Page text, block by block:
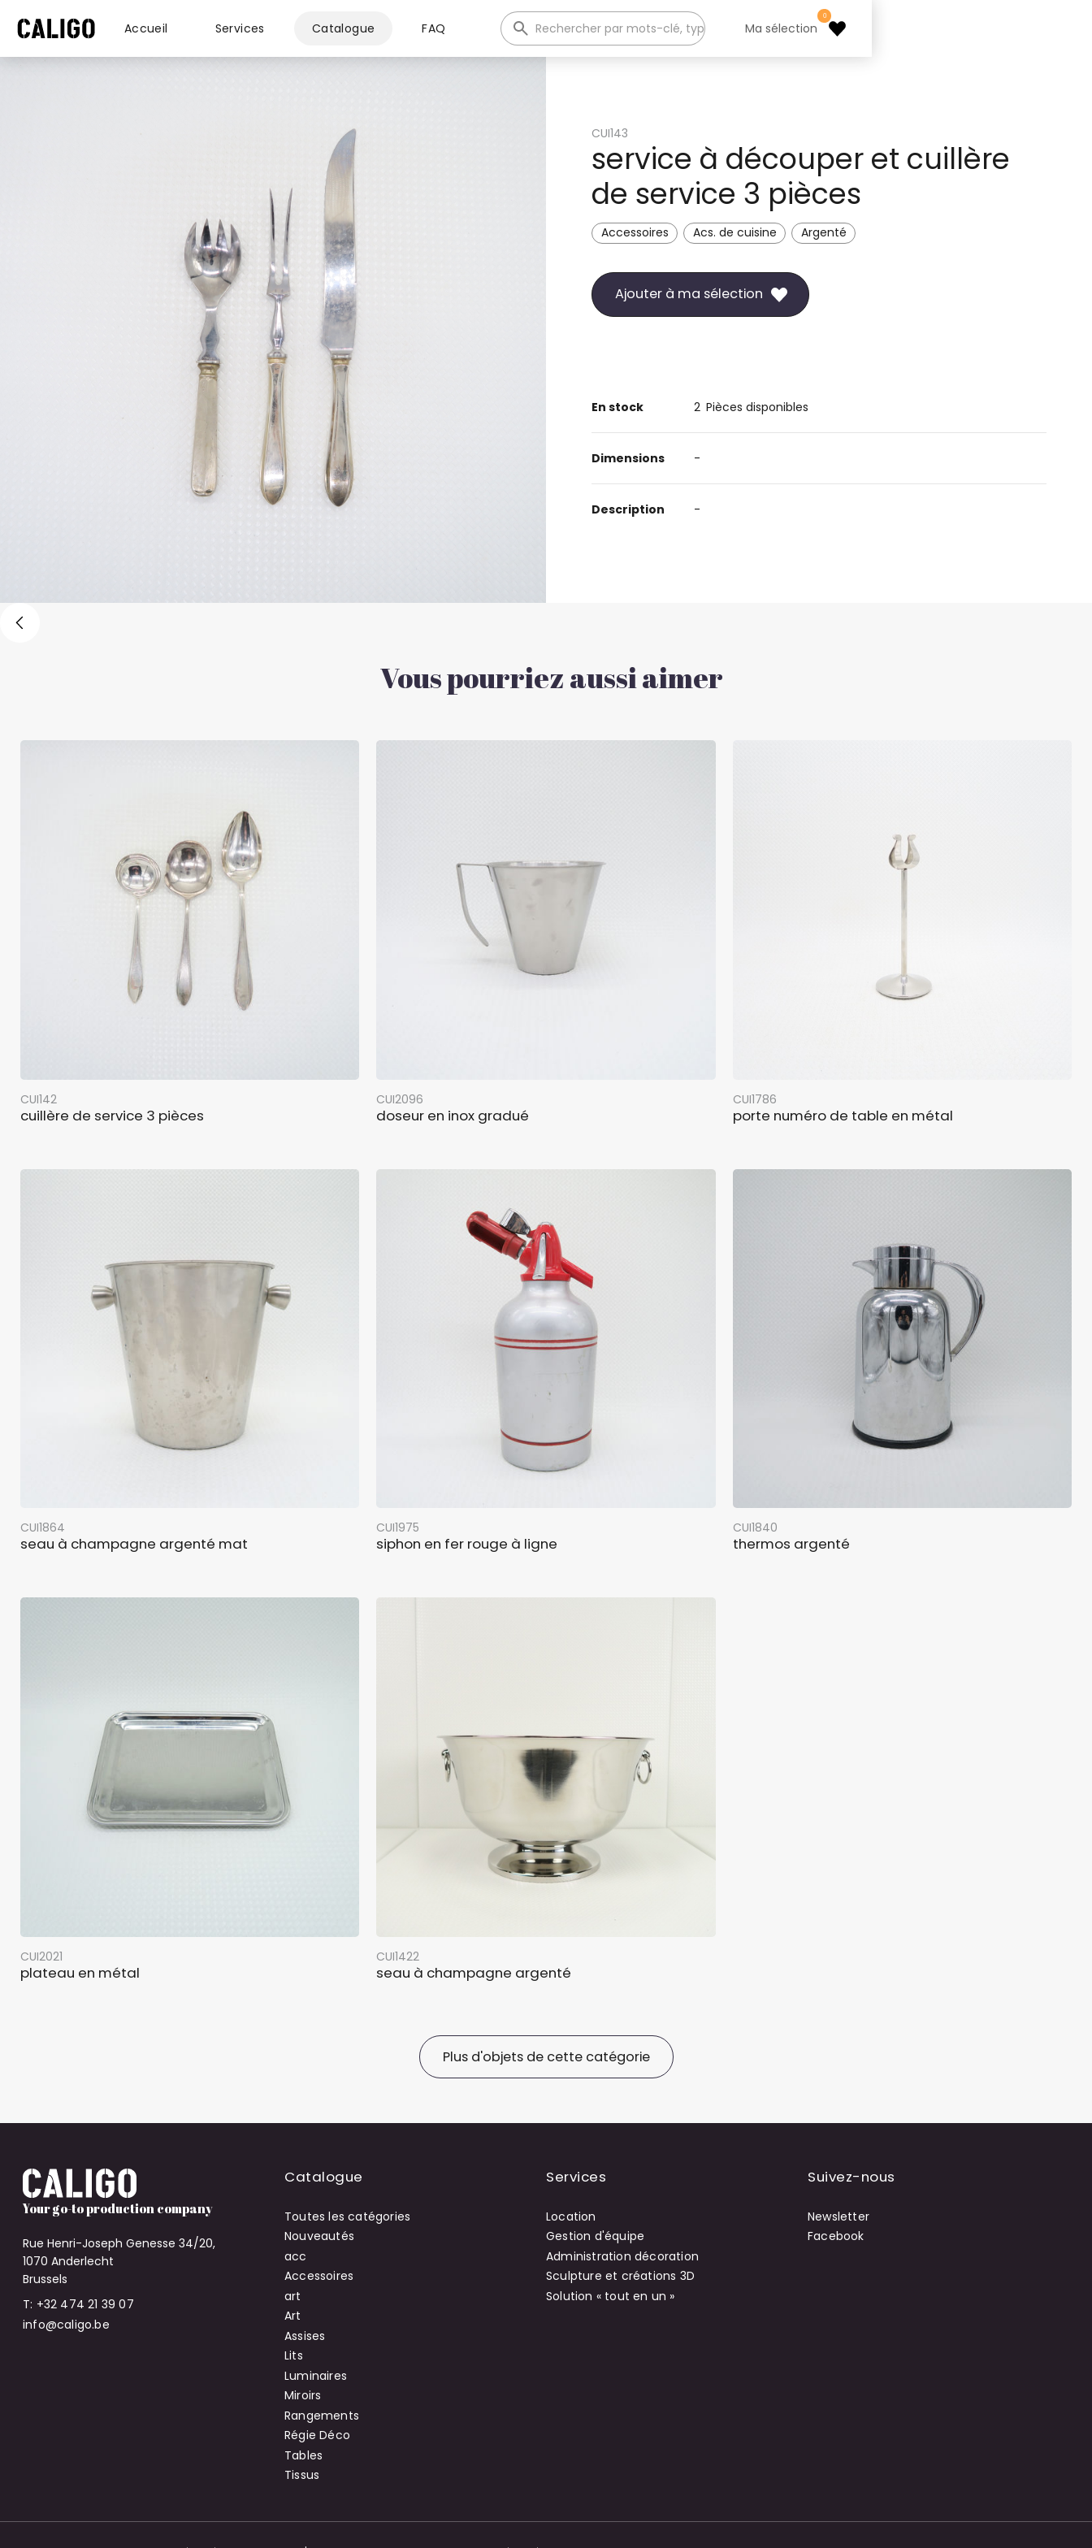
Accueil Services Catalogue FAQ Ma sélection
0
CUI143
service à découper et cuillère
de service 3 pièces
Accessoires Acs. de cuisine Argenté
Ajouter à ma sélection
En stock 2 Pièces disponibles
Dimensions -
Description -
Vous pourriez aussi aimer
CUI142
cuillère de service 3 pièces
CUI2096
doseur en inox gradué
CUI1786
porte numéro de table en métal
CUI1864
seau à champagne argenté mat
CUI1975
siphon en fer rouge à ligne
CUI1840
thermos argenté
CUI2021
plateau en métal
CUI1422
seau à champagne argenté
Plus d'objets de cette catégorie
Your go-to production company
Rue Henri-Joseph Genesse 34/20,
1070 Anderlecht
Brussels
T: +32 474 21 39 07
info@caligo.be
Catalogue
Toutes les catégories
Nouveautés
acc
Accessoires
art
Art
Assises
Lits
Luminaires
Miroirs
Rangements
Régie Déco
Tables
Tissus
Services
Location
Gestion d'équipe
Administration décoration
Sculpture et créations 3D
Solution « tout en un »
Suivez-nous
Newsletter
Facebook